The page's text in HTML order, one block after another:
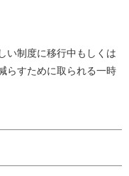
い制度に移行中もしくは
らすために取られる一時